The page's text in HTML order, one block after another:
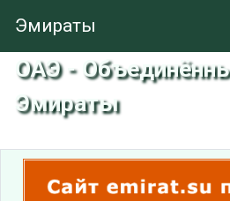
Эмираты
ОАЭ -
Эмираты